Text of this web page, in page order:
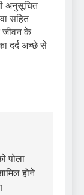
अनुसूचित
सहित
जीवन के
दर्द अच्छे से
पोला
होने